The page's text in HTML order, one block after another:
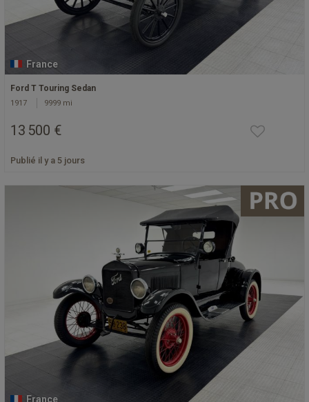
France
Ford T Touring Sedan
1917 9999 mi
13 500 €
Publié il y a 5 jours
France